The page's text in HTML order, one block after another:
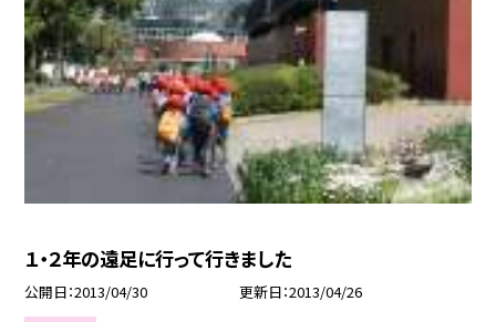
１・２年の遠足に行って行きました
公開日 2013/04/30 更新日 2013/04/26